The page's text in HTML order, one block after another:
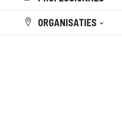
ORGANISATIES